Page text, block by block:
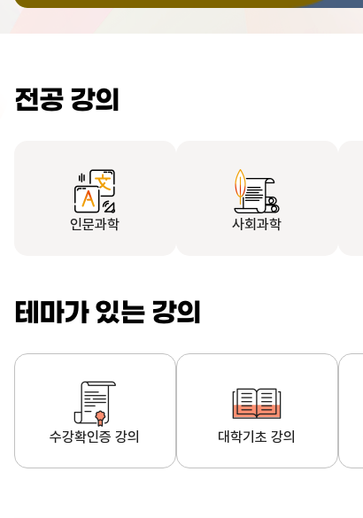
전공 강의
인문과학 사회과학
테마가 있는 강의
수강확인증 강의 대학기초 강의